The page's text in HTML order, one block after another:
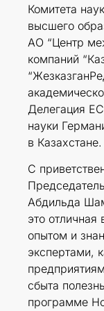
Комитета
высшего
АО “Центр
компаний
Делегация
науки
в Казахстане.
С
Абдильда
это
опытом и
экспертами,
сбыта
программе